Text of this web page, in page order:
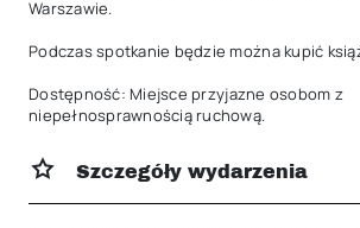
Warszawie.
Podczas spotkanie będzie można kupić
Dostępność: Miejsce przyjazne osobom z
niepełnosprawnością ruchową.
Szczegóły wydarzenia